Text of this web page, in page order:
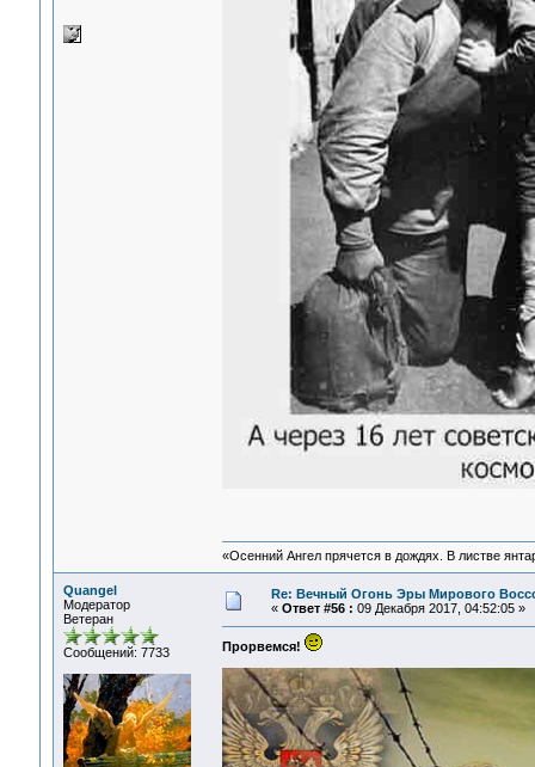
«Осенний Ангел прячется в дождях. В листве
Quangel
Модератор
Ветеран
Сообщений: 7733
Re: Вечный Огонь Эры Мирового
« Ответ #56 : 09 Декабря 2017, 04:52:05 »
Прорвемся!